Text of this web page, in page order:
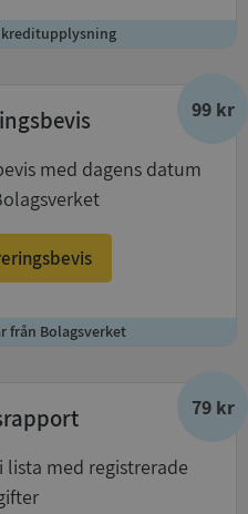
kreditupplysning
99 kr
med dagens datum
från Bolagsverket
79 kr
med registrerade